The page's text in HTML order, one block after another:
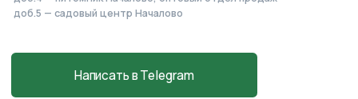
Подробнее